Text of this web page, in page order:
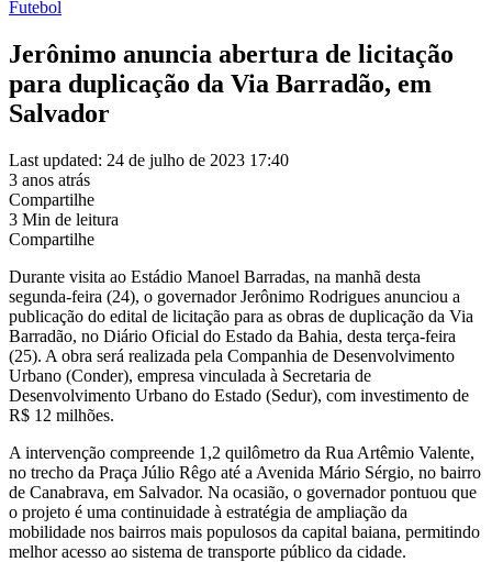
Futebol
Jerônimo anuncia abertura de licitação
para duplicação da Via Barradão, em
Salvador
Last updated: 24 de julho de 2023 17:40
3 anos atrás
Compartilhe
3 Min de leitura
Compartilhe
Durante visita ao Estádio Manoel Barradas, na manhã desta
segunda-feira (24), o governador Jerônimo Rodrigues anunciou a
publicação do edital de licitação para as obras de duplicação da Via
Barradão, no Diário Oficial do Estado da Bahia, desta terça-feira
(25). A obra será realizada pela Companhia de Desenvolvimento
Urbano (Conder), empresa vinculada à Secretaria de
Desenvolvimento Urbano do Estado (Sedur), com investimento de
R$ 12 milhões.
A intervenção compreende 1,2 quilômetro da Rua Artêmio Valente,
no trecho da Praça Júlio Rêgo até a Avenida Mário Sérgio, no bairro
de Canabrava, em Salvador. Na ocasião, o governador pontuou que
o projeto é uma continuidade à estratégia de ampliação da
mobilidade nos bairros mais populosos da capital baiana, permitindo
melhor acesso ao sistema de transporte público da cidade.